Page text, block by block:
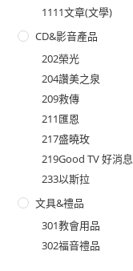
1111文章(文學)
CD&影音產品
202榮光
204讚美之泉
209救傳
211匯恩
217盛曉玫
219Good TV 好消息
233以斯拉
文具&禮品
301教會用品
302福音禮品